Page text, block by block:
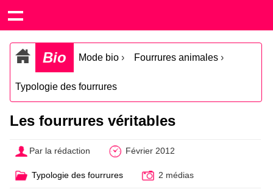
Bio Mode bio › Fourrures animales ›
Typologie des fourrures
Les fourrures véritables
Par la rédaction Février 2012
Typologie des fourrures 2 médias